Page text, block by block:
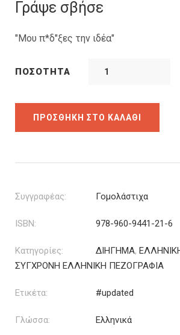
11.00€.είναι:
7.70€.
Γράψε σβήσε
"Μου π*δ"ξες την ιδέα"
ΠΟΣΌΤΗΤΑ
ΠΡΟΣΘΉΚΗ ΣΤΟ ΚΑΛΆΘΙ
Συγγραφέας: Γομολάστιχα
ISBN: 978-960-9441-21-6
Κατηγορίες: ΔΙΗΓΗΜΑ,
ΣΥΓΧΡΟΝΗ ΕΛΛΗΝΙΚΗ ΠΕΖΟΓΡΑΦΙΑ
Ετικέτα: #updated
Γλώσσα: Ελληνικά